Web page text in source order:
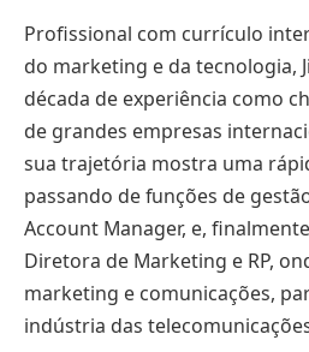
Profissional com currículo
do marketing e da tecnologia,
década de experiência como
de grandes empresas
sua trajetória mostra uma
passando de funções de
Account Manager, e,
Diretora de Marketing e RP,
marketing e comunicações,
indústria das